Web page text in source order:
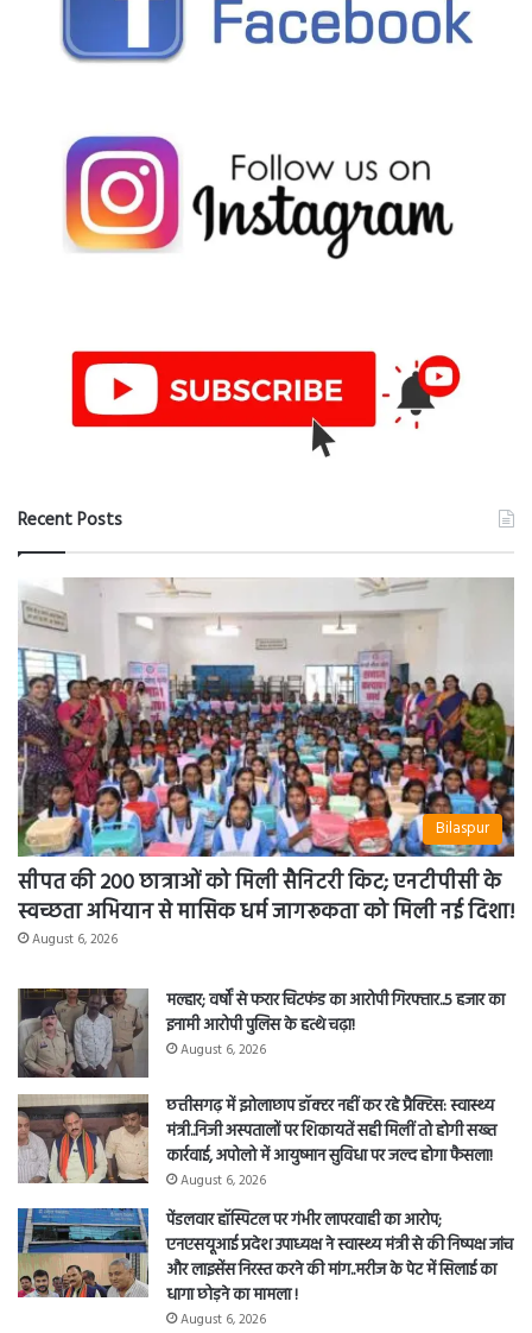
Recent Posts
Bilaspur
सीपत की 200 छात्राओं को मिली सैनिटरी किट; एनटीपीसी के
स्वच्छता अभियान से मासिक धर्म जागरूकता को मिली नई दिशा!
August 6, 2026
मल्हार; वर्षों से फरार चिटफंड का आरोपी गिरफ्तार..5 हजार का
इनामी आरोपी पुलिस के हत्थे चढ़ा!
August 6, 2026
छत्तीसगढ़ में झोलाछाप डॉक्टर नहीं कर रहे प्रैक्टिस: स्वास्थ्य
मंत्री..निजी अस्पतालों पर शिकायतें सही मिलीं तो होगी सख्त
कार्रवाई, अपोलो में आयुष्मान सुविधा पर जल्द होगा फैसला!
August 6, 2026
पेंडलवार हॉस्पिटल पर गंभीर लापरवाही का आरोप;
एनएसयूआई प्रदेश उपाध्यक्ष ने स्वास्थ्य मंत्री से की निष्पक्ष जांच
और लाइसेंस निरस्त करने की मांग..मरीज के पेट में सिलाई का
धागा छोड़ने का मामला !
August 6, 2026